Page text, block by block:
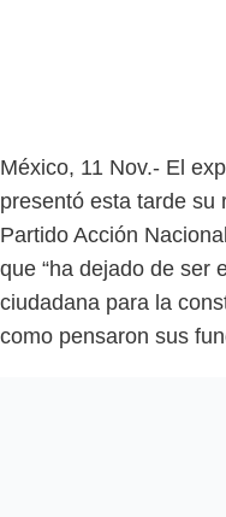
México, 11 Nov.- El
presentó esta tarde su
Partido Acción
que “ha dejado de ser
ciudadana para la
como pensaron sus